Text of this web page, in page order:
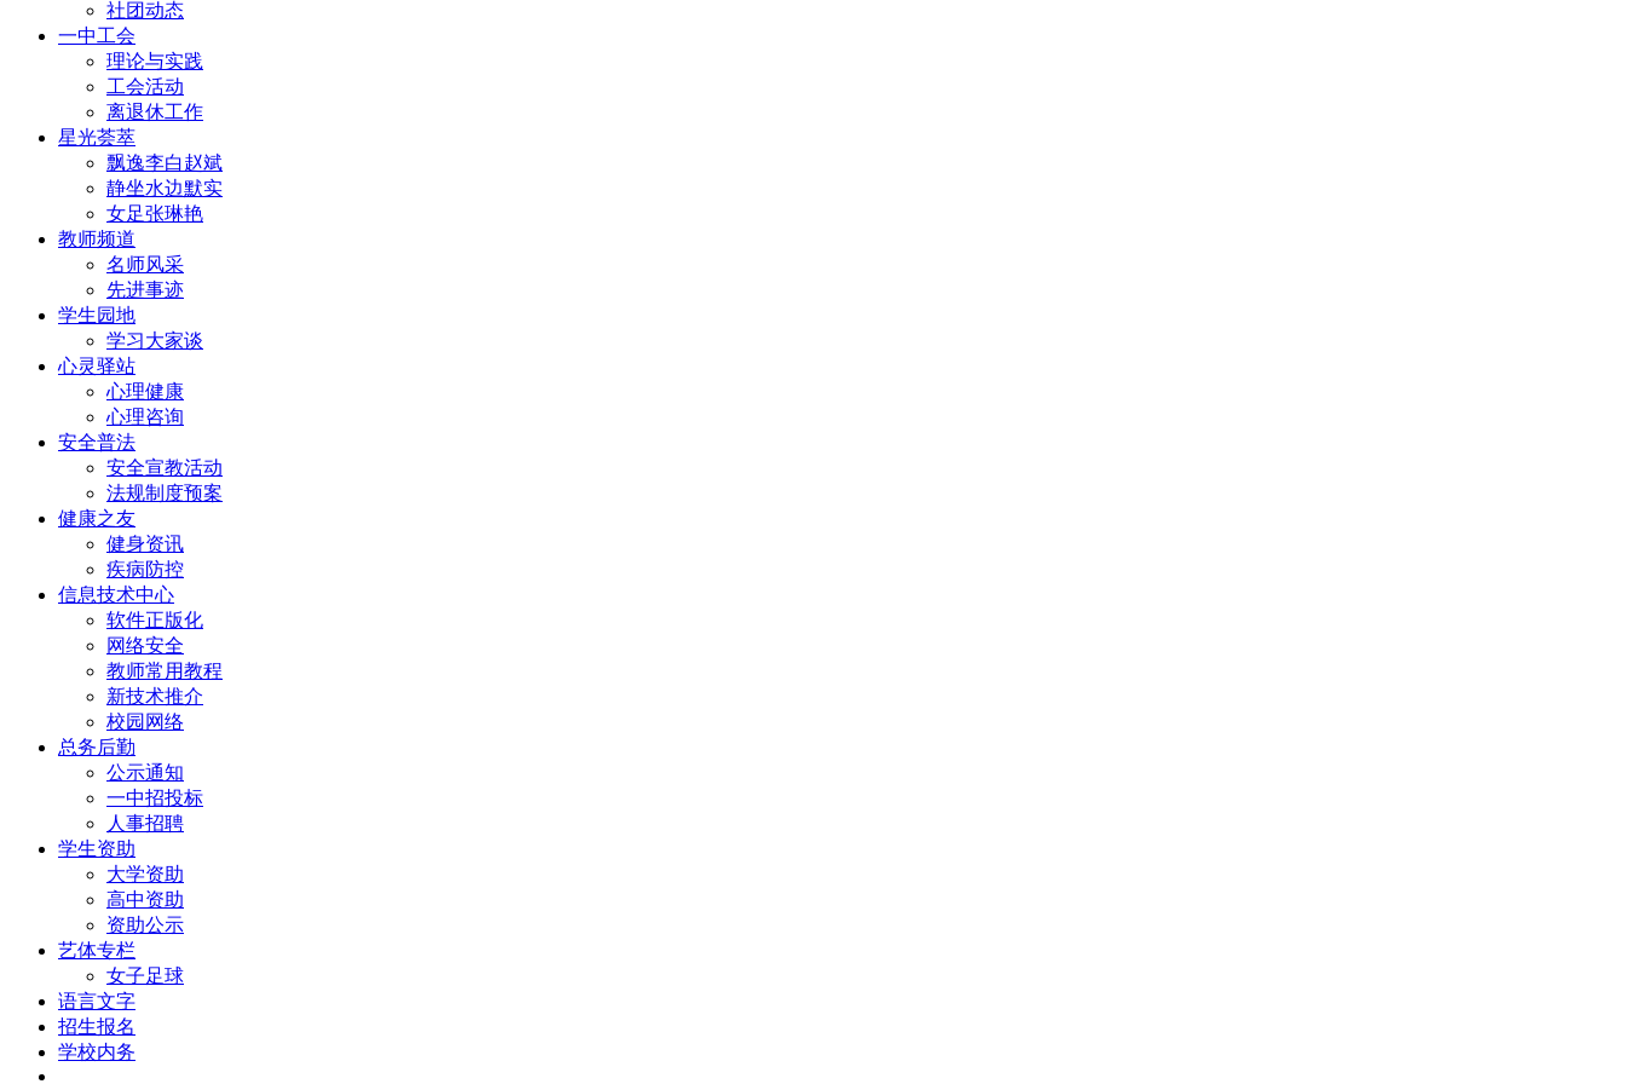
社团动态
一中工会
理论与实践
工会活动
离退休工作
星光荟萃
飘逸李白赵斌
静坐水边默实
女足张琳艳
教师频道
名师风采
先进事迹
学生园地
学习大家谈
心灵驿站
心理健康
心理咨询
安全普法
安全宣教活动
法规制度预案
健康之友
健身资讯
疾病防控
信息技术中心
软件正版化
网络安全
教师常用教程
新技术推介
校园网络
总务后勤
公示通知
一中招投标
人事招聘
学生资助
大学资助
高中资助
资助公示
艺体专栏
女子足球
语言文字
招生报名
学校内务